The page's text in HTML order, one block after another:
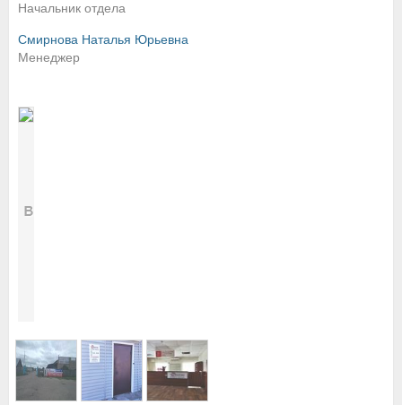
Начальник отдела
Смирнова Наталья Юрьевна
Менеджер